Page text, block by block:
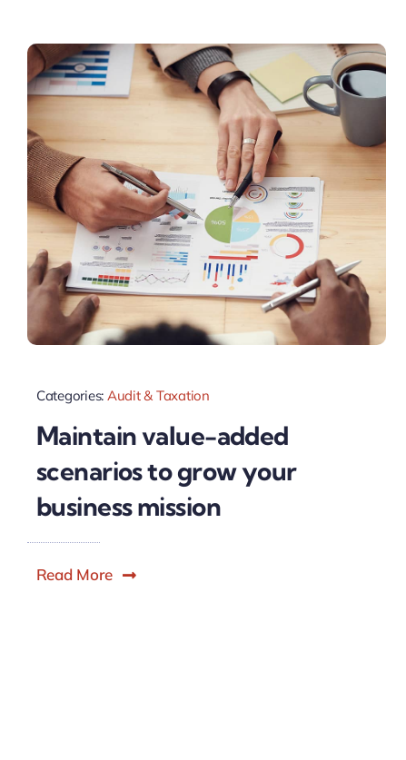
Categories: Audit & Taxation
Maintain value-added
scenarios to grow your
business mission
Read More